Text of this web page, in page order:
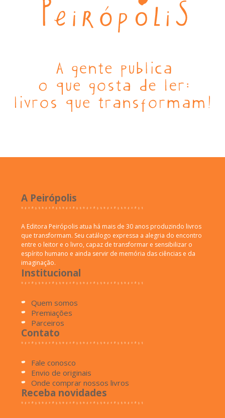
A Peirópolis
A Editora Peirópolis atua há mais de 30 anos produzindo livros
que transformam. Seu catálogo expressa a alegria do encontro
entre o leitor e o livro, capaz de transformar e sensibilizar o
espírito humano e ainda servir de memória das ciências e da
imaginação.
Institucional
Quem somos
Premiações
Parceiros
Contato
Fale conosco
Envio de originais
Onde comprar nossos livros
Receba novidades